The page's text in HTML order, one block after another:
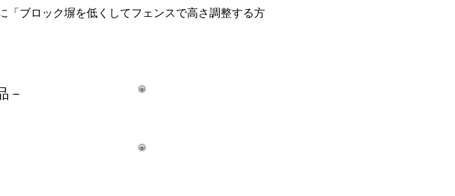
ブロック塀を低くしてフェンスで高さ調整する方
－